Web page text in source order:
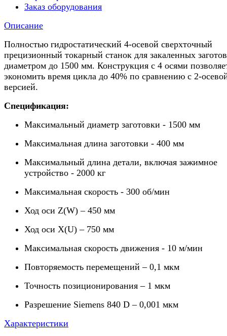
Заказ оборудования
Описание
Полностью гидростатический 4-осевой сверхточный
прецизионный токарный станок для закаленных
диаметром до 1500 мм. Конструкция с 4 осями
экономить время цикла до 40% по сравнению с 2-
версией.
Спецификация:
Максимальный диаметр заготовки - 1500 мм
Максимальная длина заготовки - 400 мм
Максимальный длина детали, включая зажимное
устройство - 2000 кг
Максимальная скорость - 300 об/мин
Ход оси Z(W) – 450 мм
Ход оси X(U) – 750 мм
Максимальная скорость движения - 10 м/мин
Повторяемость перемещений – 0,1 мкм
Точность позиционирования – 1 мкм
Разрешение Siemens 840 D – 0,001 мкм
Характеристики